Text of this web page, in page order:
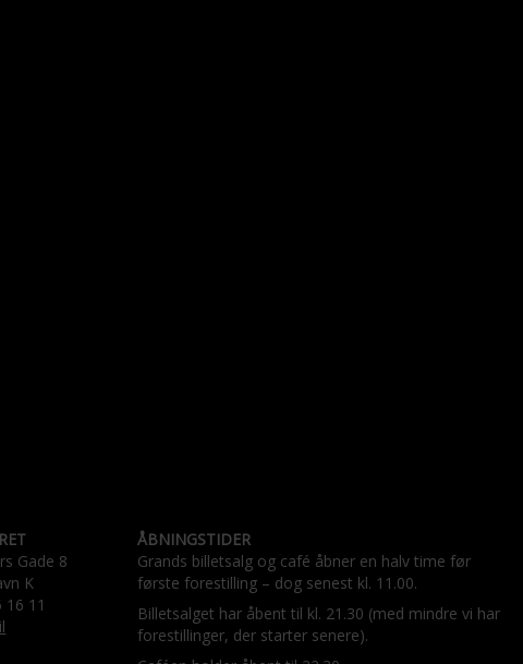
Gade 8
K
16 11
ÅBNINGSTIDER
Grands billetsalg og café åbner en halv time før
første forestilling – dog senest kl. 11.00.
Billetsalget har åbent til kl. 21.30 (med mindre vi har
forestillinger, der starter senere).